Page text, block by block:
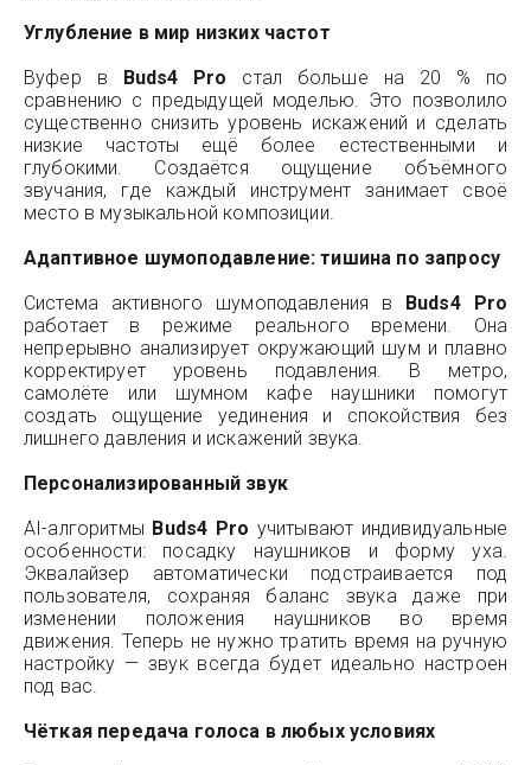
Углубление в мир низких частот
Вуфер в Buds4 Pro стал больше на 20 % по
сравнению с предыдущей моделью. Это позволило
существенно снизить уровень искажений и сделать
низкие частоты ещё более естественными и
глубокими. Создаётся ощущение объёмного
звучания, где каждый инструмент занимает своё
место в музыкальной композиции.
Адаптивное шумоподавление: тишина по запросу
Система активного шумоподавления в Buds4 Pro
работает в режиме реального времени. Она
непрерывно анализирует окружающий шум и плавно
корректирует уровень подавления. В метро,
самолёте или шумном кафе наушники помогут
создать ощущение уединения и спокойствия без
лишнего давления и искажений звука.
Персонализированный звук
AI-алгоритмы Buds4 Pro учитывают индивидуальные
особенности: посадку наушников и форму уха.
Эквалайзер автоматически подстраивается под
пользователя, сохраняя баланс звука даже при
изменении положения наушников во время
движения. Теперь не нужно тратить время на ручную
настройку — звук всегда будет идеально настроен
под вас.
Чёткая передача голоса в любых условиях